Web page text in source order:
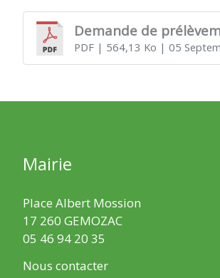
Demande de
PDF| 564,13 Ko | 05
Mairie
Place Albert Mossion
17 260 GEMOZAC
05 46 94 20 35
Nous contacter